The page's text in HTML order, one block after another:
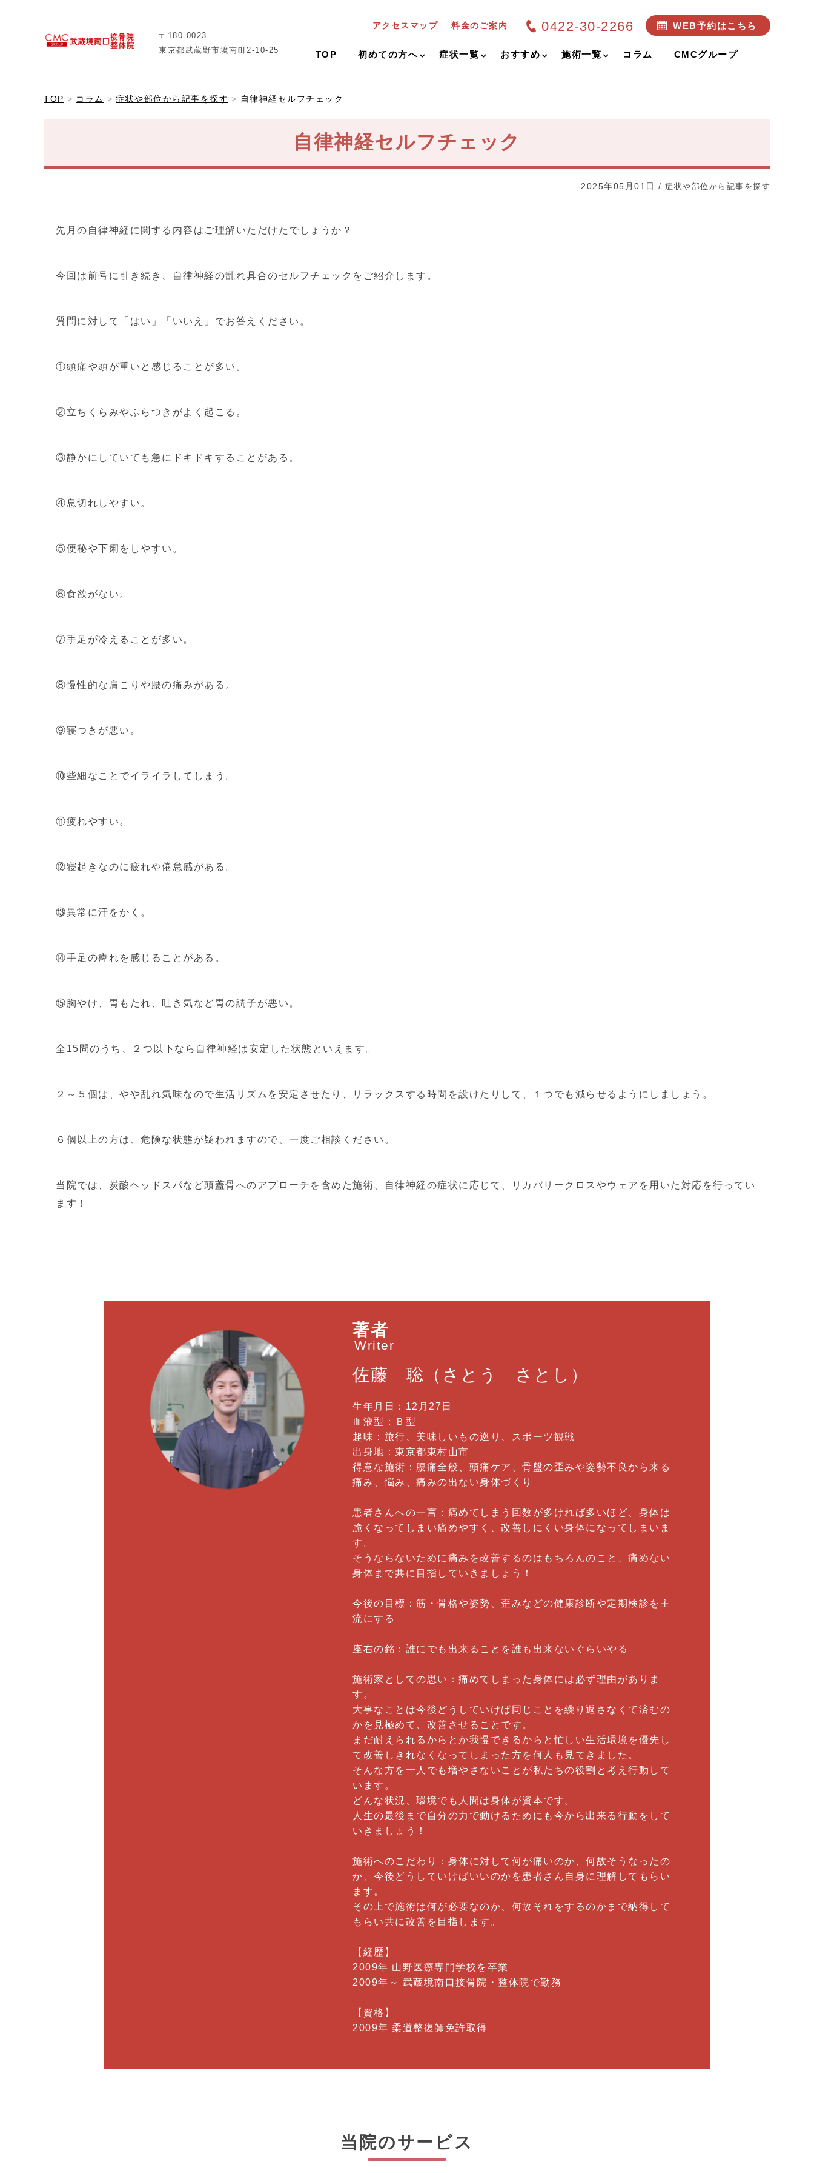
〒180-0023
東京都武蔵野市境南町2-10-25
アクセスマップ 料金のご案内 0422-30-2266 WEB予約はこちら
TOP 初めての方へ 症状一覧 おすすめ 施術一覧 コラム CMCグループ
TOP コラム 症状や部位から記事を探す 自律神経セルフチェック
自律神経セルフチェック
2025年05月01日 / 症状や部位から記事を探す
先月の自律神経に関する内容はご理解いただけたでしょうか？
今回は前号に引き続き、自律神経の乱れ具合のセルフチェックをご紹介します。
質問に対して「はい」「いいえ」でお答えください。
①頭痛や頭が重いと感じることが多い。
②立ちくらみやふらつきがよく起こる。
③静かにしていても急にドキドキすることがある。
④息切れしやすい。
⑤便秘や下痢をしやすい。
⑥食欲がない。
⑦手足が冷えることが多い。
⑧慢性的な肩こりや腰の痛みがある。
⑨寝つきが悪い。
⑩些細なことでイライラしてしまう。
⑪疲れやすい。
⑫寝起きなのに疲れや倦怠感がある。
⑬異常に汗をかく。
⑭手足の痺れを感じることがある。
⑮胸やけ、胃もたれ、吐き気など胃の調子が悪い。
全15問のうち、２つ以下なら自律神経は安定した状態といえます。
２～５個は、やや乱れ気味なので生活リズムを安定させたり、リラックスする時間を設けたりして、１つでも減らせるようにしましょう。
６個以上の方は、危険な状態が疑われますので、一度ご相談ください。
当院では、炭酸ヘッドスパなど頭蓋骨へのアプローチを含めた施術、自律神経の症状に応じて、リカバリークロスやウェアを用いた対応を行ってい
ます！
著者
Writer
佐藤 聡 （さとう さとし）
生年月日：12月27日
血液型：Ｂ型
趣味：旅行、美味しいもの巡り、スポーツ観戦
出身地：東京都東村山市
得意な施術：腰痛全般、頭痛ケア、骨盤の歪みや姿勢不良から来る
痛み、悩み、痛みの出ない身体づくり
患者さんへの一言：痛めてしまう回数が多ければ多いほど、身体は
脆くなってしまい痛めやすく、改善しにくい身体になってしまいま
す。
そうならないために痛みを改善するのはもちろんのこと、痛めない
身体まで共に目指していきましょう！
今後の目標：筋・骨格や姿勢、歪みなどの健康診断や定期検診を主
流にする
座右の銘：誰にでも出来ることを誰も出来ないぐらいやる
施術家としての思い：痛めてしまった身体には必ず理由がありま
す。
大事なことは今後どうしていけば同じことを繰り返さなくて済むの
かを見極めて、改善させることです。
まだ耐えられるからとか我慢できるからと忙しい生活環境を優先し
て改善しきれなくなってしまった方を何人も見てきました。
そんな方を一人でも増やさないことが私たちの役割と考え行動して
います。
どんな状況、環境でも人間は身体が資本です。
人生の最後まで自分の力で動けるためにも今から出来る行動をして
いきましょう！
施術へのこだわり：身体に対して何が痛いのか、何故そうなったの
か、今後どうしていけばいいのかを患者さん自身に理解してもらい
ます。
その上で施術は何が必要なのか、何故それをするのかまで納得して
もらい共に改善を目指します。
【経歴】
2009年 山野医療専門学校を卒業
2009年～ 武蔵境南口接骨院・整体院で勤務
【資格】
2009年 柔道整復師免許取得
当院のサービス